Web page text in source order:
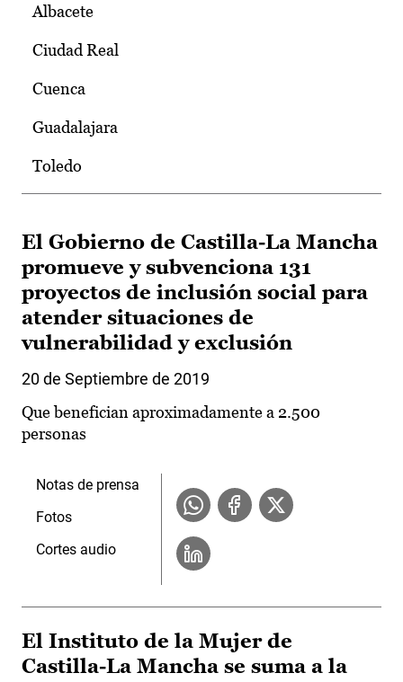
Albacete
Ciudad Real
Cuenca
Guadalajara
Toledo
El Gobierno de Castilla-La Mancha
promueve y subvenciona 131
proyectos de inclusión social para
atender situaciones de
vulnerabilidad y exclusión
20 de Septiembre de 2019
Que benefician aproximadamente a 2.500
personas
Notas de prensa
Fotos
Cortes audio
El Instituto de la Mujer de
Castilla-La Mancha se suma a la